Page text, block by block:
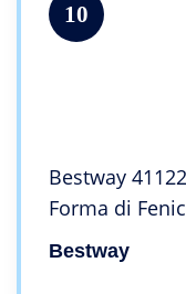
10
Bestway
Forma di
Bestway